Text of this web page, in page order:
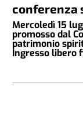
conferenza
Mercoledì 15
promosso dal
patrimonio
Ingresso libero